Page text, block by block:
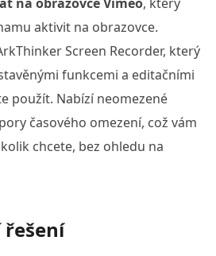
aktivit na obrazovce.
Screen Recorder, který
funkcemi a editačními
použít. Nabízí neomezené
časového omezení, což vám
chcete, bez ohledu na
řešení